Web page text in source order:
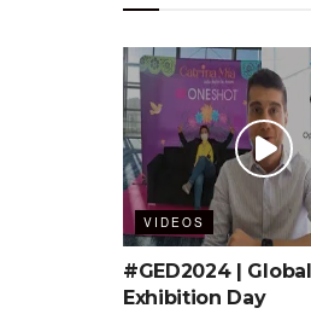
VIDEOS
#GED2024 | Global
Exhibition Day